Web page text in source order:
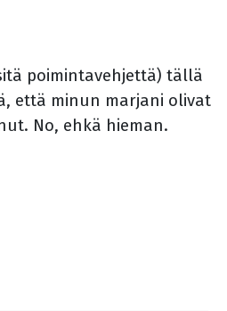
poimintavehjettä) tällä
että minun marjani olivat
No, ehkä hieman.